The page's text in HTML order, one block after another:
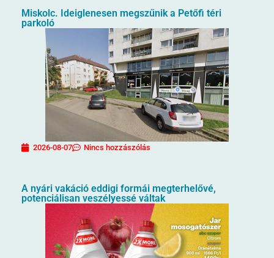
Miskolc. Ideiglenesen megszűnik a Petőfi téri
parkoló
2026-08-07 Nincs hozzászólás
A nyári vakáció eddigi formái megterhelővé,
potenciálisan veszélyessé váltak